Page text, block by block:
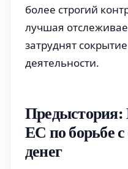
более строгий
лучшая
затруднят
деятельности.
Предыстория:
ЕС по борьбе
денег